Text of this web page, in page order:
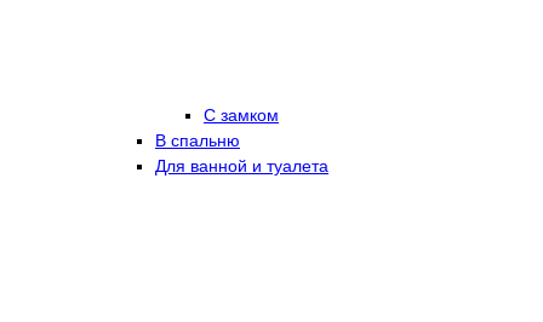
С замком
В спальню
Для ванной и туалета